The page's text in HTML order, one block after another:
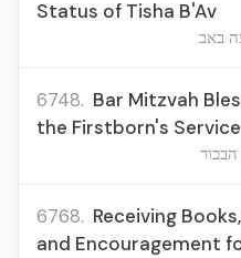
Status of Tisha B'Av
באב
6748. Bar Mitzvah
the Firstborn's Service
6768. Receiving
and Encouragement